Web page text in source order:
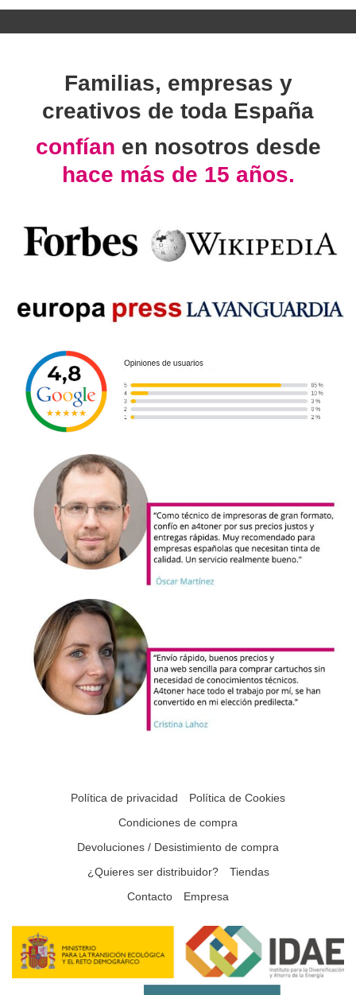
Familias, empresas y
creativos de toda España
confían en nosotros desde
hace más de 15 años.
Política de privacidad
Política de Cookies
Condiciones de compra
Devoluciones / Desistimiento de compra
¿Quieres ser distribuidor?
Tiendas
Contacto
Empresa